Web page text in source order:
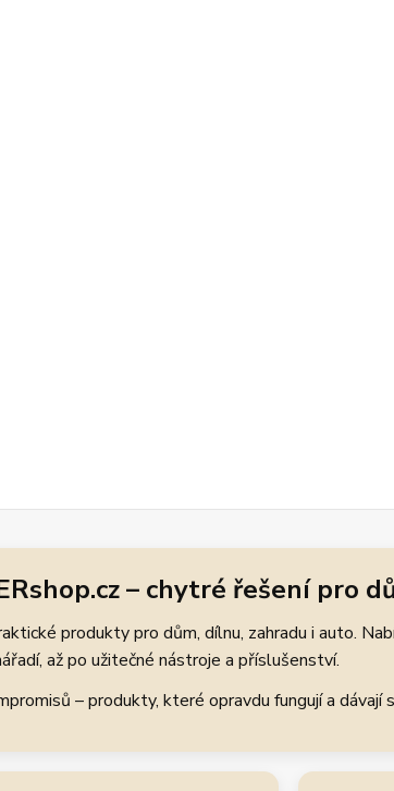
– chytré řešení pro
produkty pro dům, dílnu, zahradu i auto.
až po užitečné nástroje a příslušenství.
– produkty, které opravdu fungují a